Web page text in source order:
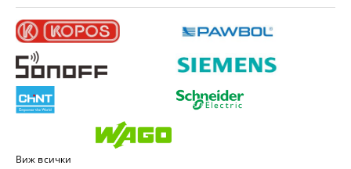
Виж всички